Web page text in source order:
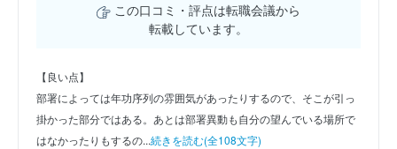
この口コミ・評点は転職会議から
転載しています。
【良い点】
部署によっては年功序列の雰囲気があったりするので、そこが引っ
掛かった部分ではある。あとは部署異動も自分の望んでいる場所で
はなかったりもするの...続きを読む(全108文字)